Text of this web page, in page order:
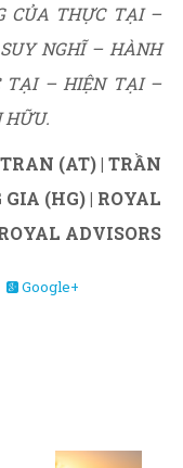
CỦA THỰC TẠI –
NGHĨ – HÀNH
TẠI – HIỆN TẠI –
HỮU.
(AT) | TRẦN
(HG) | ROYAL
ADVISORS
Google+